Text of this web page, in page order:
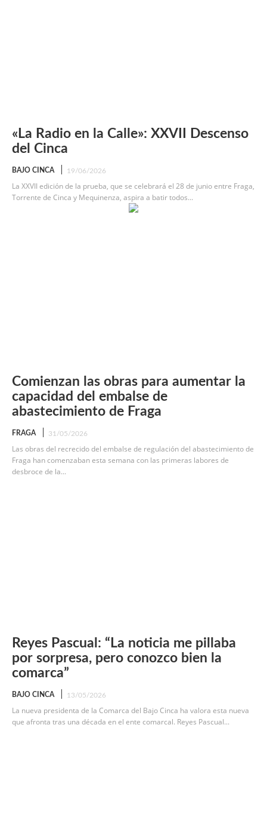
«La Radio en la Calle»: XXVII Descenso
del Cinca
BAJO CINCA 19/06/2026
La XXVII edición de la prueba, que se celebrará el 28 de junio entre Fraga,
Torrente de Cinca y Mequinenza, aspira a batir todos...
Comienzan las obras para aumentar la
capacidad del embalse de
abastecimiento de Fraga
FRAGA 31/05/2026
Las obras del recrecido del embalse de regulación del abastecimiento de
Fraga han comenzaban esta semana con las primeras labores de
desbroce de la...
Reyes Pascual: “La noticia me pillaba
por sorpresa, pero conozco bien la
comarca”
BAJO CINCA 13/05/2026
La nueva presidenta de la Comarca del Bajo Cinca ha valora esta nueva
que afronta tras una década en el ente comarcal. Reyes Pascual...